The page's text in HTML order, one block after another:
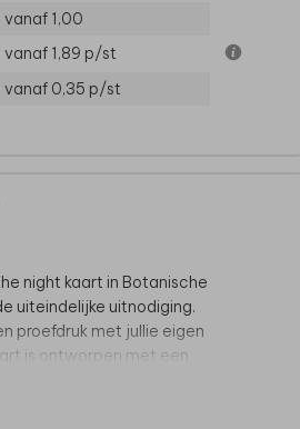
vanaf 1,00
vanaf 1,89 p/st
vanaf 0,35 p/st
night kaart in Botanische
uiteindelijke uitnodiging.
proefdruk met jullie eigen
is ontworpen met een
houten hartjes